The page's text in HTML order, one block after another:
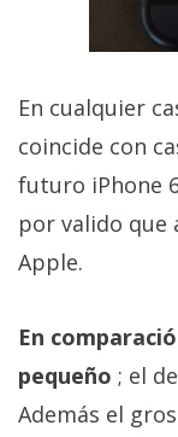
ordenadores,
apps,
informática,
videojuegos,
trucos y
tutoriales.
(CC) 2006-
Algunos
derechos
reservados .
En cualquier
coincide con
futuro iPhone
por valido que
Apple.
En
pequeño ; el
Además el